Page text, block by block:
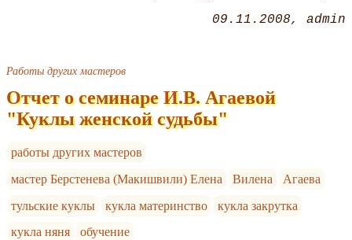
09.11.2008 admin
Работы других мастеров
Отчет о семинаре И.В. Агаевой
"Куклы женской судьбы"
работы других мастеров
мастер Берстенева (Макишвили) Елена
Вилена
Агаева
тульские куклы
кукла материнство
кукла закрутка
кукла няня
обучение